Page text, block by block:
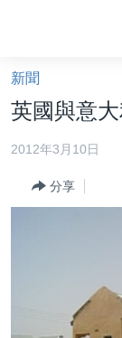
礙
鏈
接
跳
美國大選2024
台灣
揭謊頻道
新聞
英國與意
2012年3月10日
分享